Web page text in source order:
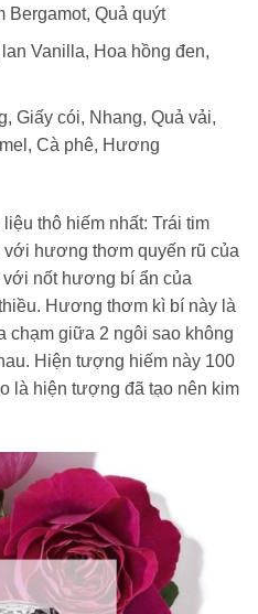
Bergamot, Quả quýt
Vanilla, Hoa hồng đen,
Giấy cói, Nhang, Quả vải,
Cà phê, Hương
thô hiếm nhất: Trái tim
với hương thơm quyến rũ của
nốt hương bí ẩn của
Hương thơm kì bí này là
chạm giữa 2 ngôi sao không
Hiện tượng hiếm này 100
là hiện tượng đã tạo nên kim